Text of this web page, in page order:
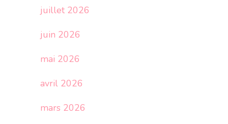
juillet 2026
juin 2026
mai 2026
avril 2026
mars 2026